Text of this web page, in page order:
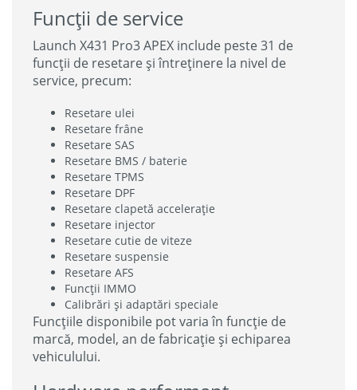
Funcții de service
Launch X431 Pro3 APEX include peste 31 de
funcții de resetare și întreținere la nivel de
service, precum:
Resetare ulei
Resetare frâne
Resetare SAS
Resetare BMS / baterie
Resetare TPMS
Resetare DPF
Resetare clapetă accelerație
Resetare injector
Resetare cutie de viteze
Resetare suspensie
Resetare AFS
Funcții IMMO
Calibrări și adaptări speciale
Funcțiile disponibile pot varia în funcție de
marcă, model, an de fabricație și echiparea
vehiculului.